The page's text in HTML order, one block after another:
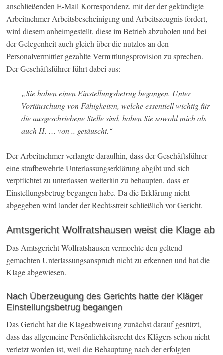
anschließenden E-Mail Korrespondenz, mit der der gekündigte
Arbeitnehmer Arbeitsbescheinigung und Arbeitszeugnis fordert,
wird diesem anheimgestellt, diese im Betrieb abzuholen und bei
der Gelegenheit auch gleich über die nutzlos an den
Personalvermittler gezahlte Vermittlungsprovision zu sprechen.
Der Geschäftsführer führt dabei aus:
„Sie haben einen Einstellungsbetrug begangen. Unter
Vortäuschung von Fähigkeiten, welche essentiell wichtig für
die ausgeschriebene Stelle sind, haben Sie sowohl mich als
auch H. … von .. getäuscht.“
Der Arbeitnehmer verlangte daraufhin, dass der Geschäftsführer
eine strafbewehrte Unterlassungserklärung abgibt und sich
verpflichtet zu unterlassen weiterhin zu behaupten, dass er
Einstellungsbetrug begangen habe. Da die Erklärung nicht
abgegeben wird landet der Rechtsstreit schließlich vor Gericht.
Amtsgericht Wolfratshausen weist die Klage ab
Das Amtsgericht Wolfratshausen vermochte den geltend
gemachten Unterlassungsanspruch nicht zu erkennen und hat die
Klage abgewiesen.
Nach Überzeugung des Gerichts hatte der Kläger
Einstellungsbetrug begangen
Das Gericht hat die Klageabweisung zunächst darauf gestützt,
dass das allgemeine Persönlichkeitsrecht des Klägers schon nicht
verletzt worden ist, weil die Behauptung nach der erfolgten